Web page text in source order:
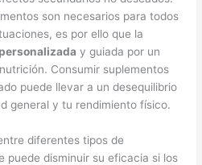
son necesarios para todos
es por ello que la
y guiada por un
Consumir suplementos
puede llevar a un desequilibrio
general y tu rendimiento físico.
diferentes tipos de
puede disminuir su eficacia si los